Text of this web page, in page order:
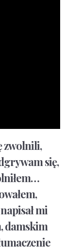
zwolnili,
się,
mi
damskim